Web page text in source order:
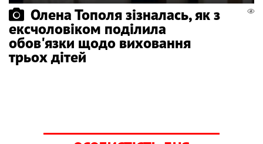
Олена Тополя зізналась, як з
ексчоловіком поділила
обов'язки щодо виховання
трьох дітей